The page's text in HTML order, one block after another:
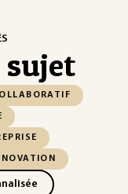
sujet